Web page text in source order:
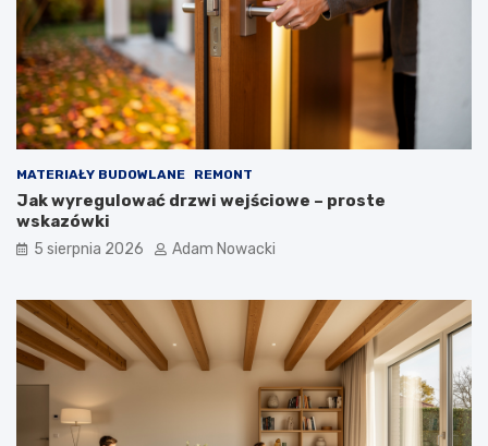
MATERIAŁY BUDOWLANE REMONT
Jak wyregulować drzwi wejściowe – proste
wskazówki
5 sierpnia 2026 Adam Nowacki